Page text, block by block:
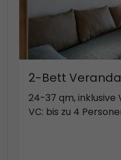
2-Bett
24-37 qm, inklusive
VC: bis zu 4